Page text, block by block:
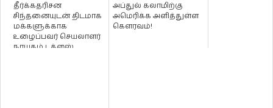
தீர்க்கதரிசன
சிந்தனையுடன் திடமாக
மக்களுக்காக
உழைப்பவர் செயலாளர்
நாயகம் டக்ளஸ்
அப்துல் கலாமிற்கு
அமெரிக்க அளித்துள்ள
கௌரவம்!